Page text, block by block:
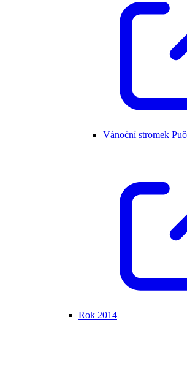
Vánoční stromek
Rok 2014